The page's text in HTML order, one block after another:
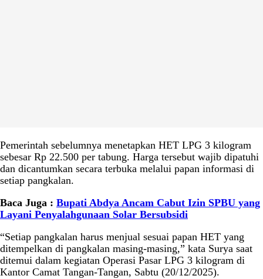
Pemerintah sebelumnya menetapkan HET LPG 3 kilogram
sebesar Rp 22.500 per tabung. Harga tersebut wajib dipatuhi
dan dicantumkan secara terbuka melalui papan informasi di
setiap pangkalan.
Baca Juga : Bupati Abdya Ancam Cabut Izin SPBU yang
Layani Penyalahgunaan Solar Bersubsidi
“Setiap pangkalan harus menjual sesuai papan HET yang
ditempelkan di pangkalan masing-masing,” kata Surya saat
ditemui dalam kegiatan Operasi Pasar LPG 3 kilogram di
Kantor Camat Tangan-Tangan, Sabtu (20/12/2025).